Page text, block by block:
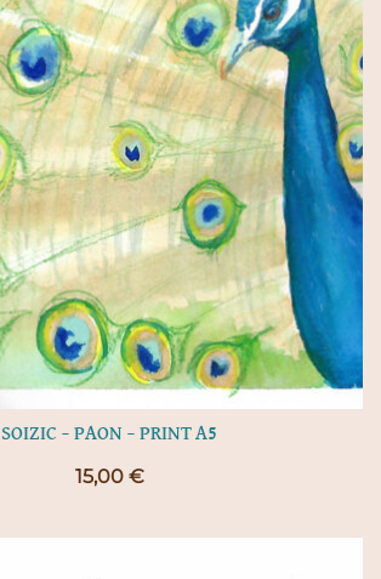
SOIZIC – PAON – PRINT A5
15,00 €